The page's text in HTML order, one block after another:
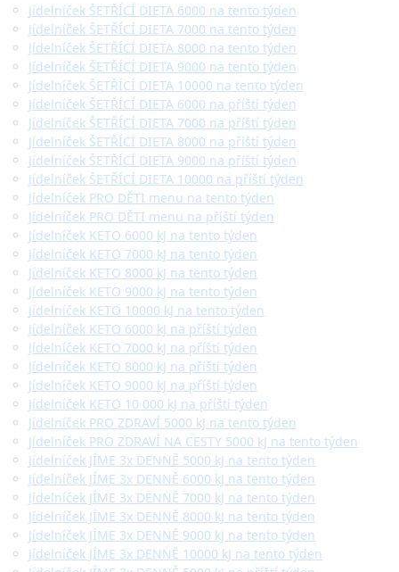
Jídelníček ŠETŘÍCÍ DIETA 6000 na tento týden
Jídelníček ŠETŘÍCÍ DIETA 7000 na tento týden
Jídelníček ŠETŘÍCÍ DIETA 8000 na tento týden
Jídelníček ŠETŘÍCÍ DIETA 9000 na tento týden
Jídelníček ŠETŘÍCÍ DIETA 10000 na tento týden
Jídelníček ŠETŘÍCÍ DIETA 6000 na příští týden
Jídelníček ŠETŘÍCÍ DIETA 7000 na příští týden
Jídelníček ŠETŘÍCÍ DIETA 8000 na příští týden
Jídelníček ŠETŘÍCÍ DIETA 9000 na příští týden
Jídelníček ŠETŘÍCÍ DIETA 10000 na příští týden
Jídelníček PRO DĚTI menu na tento týden
Jídelníček PRO DĚTI menu na příští týden
Jídelníček KETO 6000 kJ na tento týden
Jídelníček KETO 7000 kJ na tento týden
Jídelníček KETO 8000 kJ na tento týden
Jídelníček KETO 9000 kJ na tento týden
Jídelníček KETO 10000 kJ na tento týden
Jídelníček KETO 6000 kJ na příští týden
Jídelníček KETO 7000 kJ na příští týden
Jídelníček KETO 8000 kJ na příští týden
Jídelníček KETO 9000 kJ na příští týden
Jídelníček KETO 10 000 kJ na příští týden
Jídelníček PRO ZDRAVÍ 5000 kJ na tento týden
Jídelníček PRO ZDRAVÍ NA CESTY 5000 kJ na tento týden
Jídelníček JÍME 3x DENNĚ 5000 kJ na tento týden
Jídelníček JÍME 3x DENNĚ 6000 kJ na tento týden
Jídelníček JÍME 3x DENNĚ 7000 kJ na tento týden
Jídelníček JÍME 3x DENNĚ 8000 kJ na tento týden
Jídelníček JÍME 3x DENNĚ 9000 kJ na tento týden
Jídelníček JÍME 3x DENNĚ 10000 kJ na tento týden